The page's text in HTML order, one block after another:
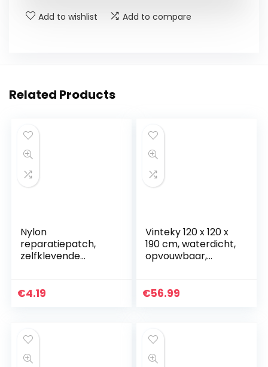
Add to wishlist Add to compare
Related Products
Nylon
reparatiepatch,
zelfklevende
tenten, rugzakken,
€4.19
Vinteky 120 x 120 x
190 cm, waterdicht,
opvouwbaar,
lucht
€56.99